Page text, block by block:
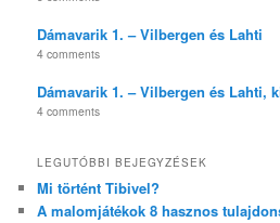
Dámavarik 1. – Vilbergen és Lahti
4 comments
Dámavarik 1. – Vilbergen és Lahti,
4 comments
LEGUTÓBBI BEJEGYZÉSEK
Mi történt Tibivel?
A malomjátékok 8 hasznos